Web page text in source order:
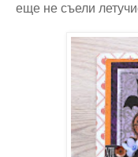
еще не съели